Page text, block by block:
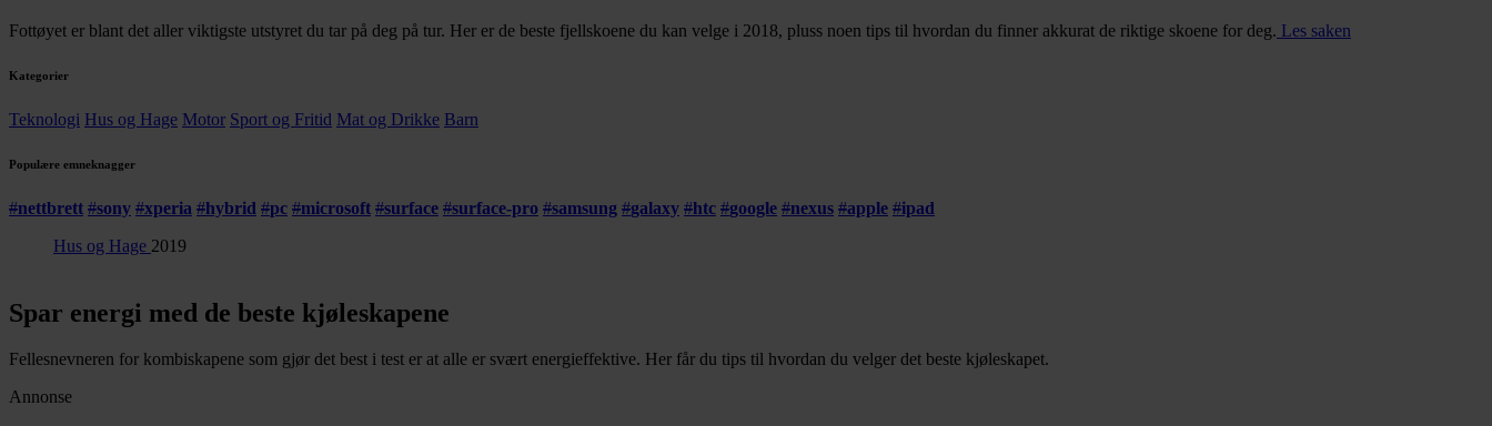
Fottøyet er blant det aller viktigste utstyret du tar på deg på tur. Her er de beste fjellskoene du kan velge i 2018, pluss noen tips til hvordan du finner akkurat de riktige skoene for deg. Les saken
Kategorier
Teknologi Hus og Hage Motor Sport og Fritid Mat og Drikke Barn
Populære emneknagger
#nettbrett #sony #xperia #hybrid #pc #microsoft #surface #surface-pro #samsung #galaxy #htc #google #nexus #apple #ipad
Hus og Hage 2019
Spar energi med de beste kjøleskapene
Fellesnevneren for kombiskapene som gjør det best i test er at alle er svært energieffektive. Her får du tips til hvordan du velger det beste kjøleskapet.
Annonse